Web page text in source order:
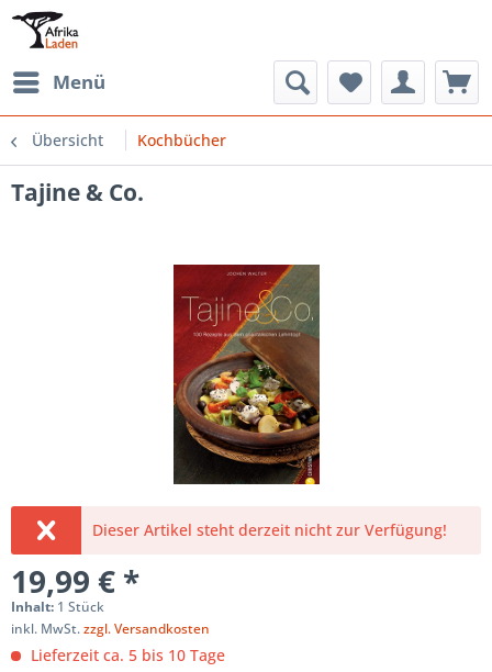
Menü
Übersicht Kochbücher
Tajine & Co.
Dieser Artikel steht derzeit nicht zur Verfügung!
19,99 € *
Inhalt: 1 Stück
inkl. MwSt.zzgl. Versandkosten
Lieferzeit ca. 5 bis 10 Tage